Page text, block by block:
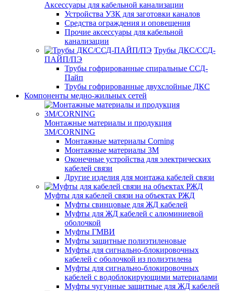
Аксессуары для кабельной канализации
Устройства УЗК для заготовки каналов
Средства ограждения и оповещения
Прочие аксессуары для кабельной
канализации
Трубы ДКС/ССД-
ПАЙП/ПЭ
Трубы гофрированные спиральные ССД-
Пайп
Трубы гофрированные двухслойные ДКС
Компоненты медно-жильных сетей
Монтажные материалы и продукция
3M/CORNING
Монтажные материалы Corning
Монтажные материалы 3M
Оконечные устройства для электрических
кабелей связи
Другие изделия для монтажа кабелей связи
Муфты для кабелей связи на объектах РЖД
Муфты свинцовые для ЖД кабелей
Муфты для ЖД кабелей с алюминиевой
оболочкой
Муфты ГМВИ
Муфты защитные полиэтиленовые
Муфты для сигнально-блокировочных
кабелей с оболочкой из полиэтилена
Муфты для сигнально-блокировочных
кабелей с водоблокирующими материалами
Муфты чугунные защитные для ЖД кабелей